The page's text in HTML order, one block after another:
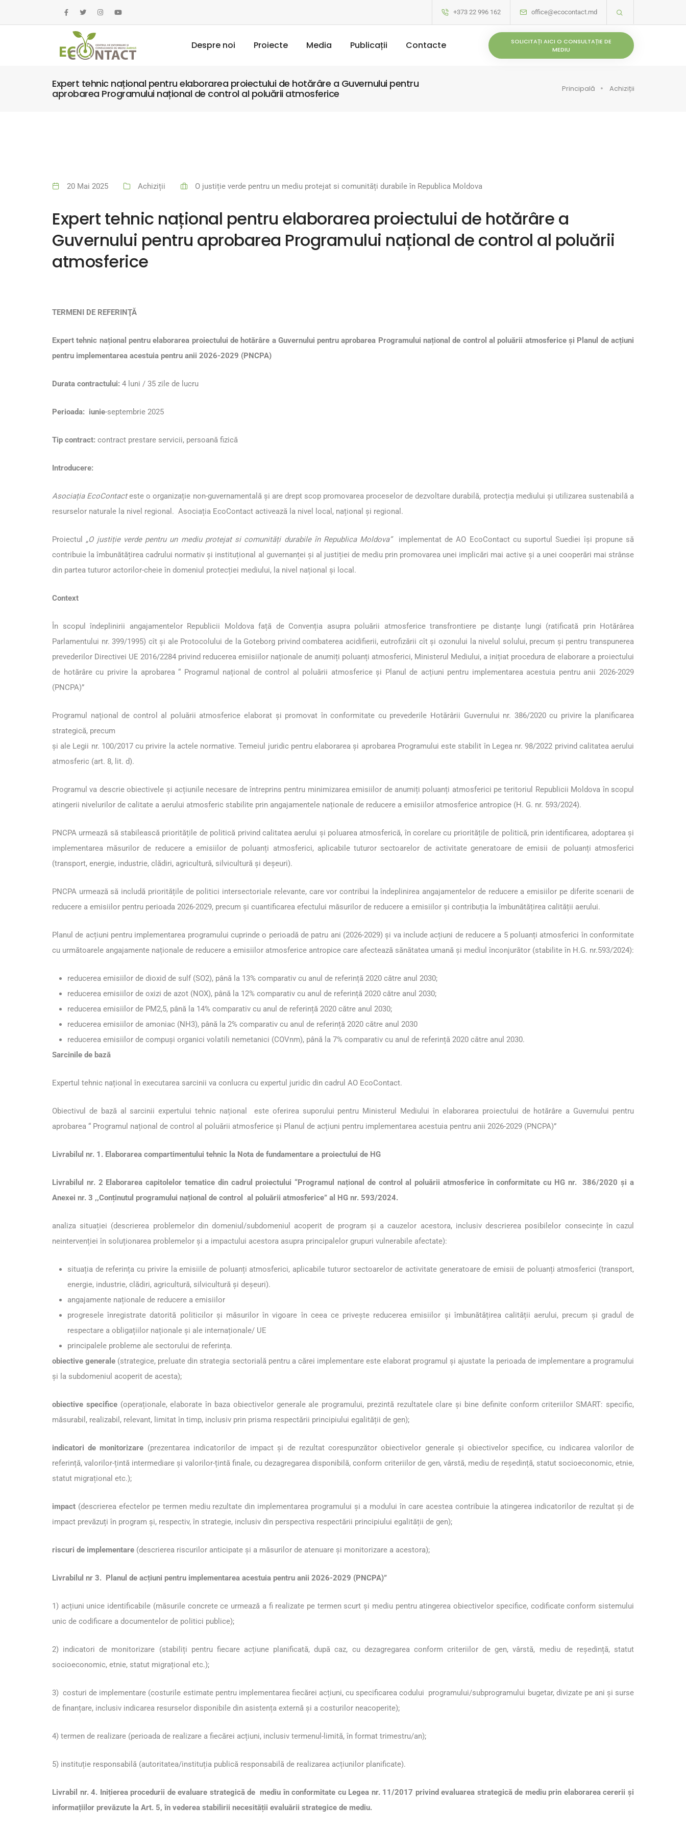
+373 22 996 162 office@ecocontact.md
Despre noi Proiecte Media Publicații Contacte
SOLICITAȚI AICI O CONSULTAȚIE DE
MEDIU
Expert tehnic național pentru elaborarea proiectului de hotărâre a Guvernului pentru
aprobarea Programului național de control al poluării atmosferice
Principală Achiziții
20 Mai 2025 Achiziții O justiție verde pentru un mediu protejat si comunități durabile în Republica Moldova
Expert tehnic național pentru elaborarea proiectului de hotărâre a
Guvernului pentru aprobarea Programului național de control al poluării
atmosferice
TERMENI DE REFERINŢĂ
Expert tehnic național pentru elaborarea proiectului de hotărâre a Guvernului pentru aprobarea Programului național de control al poluării atmosferice și Planul de acțiuni
pentru implementarea acestuia pentru anii 2026-2029 (PNCPA)
Durata contractului: 4 luni / 35 zile de lucru
Perioada: iunie-septembrie 2025
Tip contract: contract prestare servicii, persoană fizică
Introducere:
Asociația EcoContacteste o organizație non-guvernamentală și are drept scop promovarea proceselor de dezvoltare durabilă, protecția mediului și utilizarea sustenabilă a
resurselor naturale la nivel regional. Asociația EcoContact activează la nivel local, național și regional.
Proiectul „O justiție verde pentru un mediu protejat si comunități durabile în Republica Moldova”
implementat de AO EcoContact cu suportul Suediei își propune să
contribuie la îmbunătățirea cadrului normativ și instituțional al guvernanței și al justiției de mediu prin promovarea unei implicări mai active și a unei cooperări mai strânse
din partea tuturor actorilor-cheie în domeniul protecției mediului, la nivel național și local.
Context
În scopul îndeplinirii angajamentelor Republicii Moldova față de Convenția asupra poluării atmosferice transfrontiere pe distanțe lungi (ratificată prin Hotărârea
Parlamentului nr. 399/1995) cît și ale Protocolului de la Goteborg privind combaterea acidifierii, eutrofizării cît și ozonului la nivelul solului, precum și pentru transpunerea
prevederilor Directivei UE 2016/2284 privind reducerea emisiilor naționale de anumiți poluanți atmosferici, Ministerul Mediului, a inițiat procedura de elaborare a proiectului
de hotărâre cu privire la aprobarea “ Programul național de control al poluării atmosferice și Planul de acțiuni pentru implementarea acestuia pentru anii 2026-2029
(PNCPA)”
Programul național de control al poluării atmosferice elaborat și promovat în conformitate cu prevederile Hotărârii Guvernului nr. 386/2020 cu privire la planificarea
strategică, precum
și ale Legii nr. 100/2017 cu privire la actele normative. Temeiul juridic pentru elaborarea și aprobarea Programului este stabilit în Legea nr. 98/2022 privind calitatea aerului
atmosferic (art. 8, lit. d).
Programul va descrie obiectivele și acțiunile necesare de întreprins pentru minimizarea emisiilor de anumiți poluanți atmosferici pe teritoriul Republicii Moldova în scopul
atingerii nivelurilor de calitate a aerului atmosferic stabilite prin angajamentele naționale de reducere a emisiilor atmosferice antropice (H. G. nr. 593/2024).
PNCPA urmează să stabilească prioritățile de politică privind calitatea aerului și poluarea atmosferică, în corelare cu prioritățile de politică, prin identificarea, adoptarea și
implementarea măsurilor de reducere a emisiilor de poluanți atmosferici, aplicabile tuturor sectoarelor de activitate generatoare de emisii de poluanți atmosferici
(transport, energie, industrie, clădiri, agricultură, silvicultură și deșeuri).
PNCPA urmează să includă prioritățile de politici intersectoriale relevante, care vor contribui la îndeplinirea angajamentelor de reducere a emisiilor pe diferite scenarii de
reducere a emisiilor pentru perioada 2026-2029, precum și cuantificarea efectului măsurilor de reducere a emisiilor și contribuția la îmbunătățirea calității aerului.
Planul de acțiuni pentru implementarea programului cuprinde o perioadă de patru ani (2026-2029) și va include acțiuni de reducere a 5 poluanți atmosferici în conformitate
cu următoarele angajamente naționale de reducere a emisiilor atmosferice antropice care afectează sănătatea umană și mediul înconjurător (stabilite în H.G. nr.593/2024):
reducerea emisiilor de dioxid de sulf (SO2), până la 13% comparativ cu anul de referință 2020 către anul 2030;
reducerea emisiilor de oxizi de azot (NOX), până la 12% comparativ cu anul de referință 2020 către anul 2030;
reducerea emisiilor de PM2,5, până la 14% comparativ cu anul de referință 2020 către anul 2030;
reducerea emisiilor de amoniac (NH3), până la 2% comparativ cu anul de referință 2020 către anul 2030
reducerea emisiilor de compuși organici volatili nemetanici (COVnm), până la 7% comparativ cu anul de referință 2020 către anul 2030.
Sarcinile de bază
Expertul tehnic național în executarea sarcinii va conlucra cu expertul juridic din cadrul AO EcoContact.
Obiectivul de bază al sarcinii expertului tehnic național este oferirea suporului pentru Ministerul Mediului în elaborarea proiectului de hotărâre a Guvernului pentru
aprobarea “ Programul național de control al poluării atmosferice și Planul de acțiuni pentru implementarea acestuia pentru anii 2026-2029 (PNCPA)”
Livrabilul nr. 1. Elaborarea compartimentului tehnic la Nota de fundamentare a proiectului de HG
Livrabilul nr. 2 Elaborarea capitolelor tematice din cadrul proiectului “Programul național de control al poluării atmosferice în conformitate cu HG nr. 386/2020 și a
Anexei nr. 3 ,,Conținutul programului național de control al poluării atmosferice” al HG nr. 593/2024.
analiza situației (descrierea problemelor din domeniul/subdomeniul acoperit de program și a cauzelor acestora, inclusiv descrierea posibilelor consecințe în cazul
neintervenției în soluționarea problemelor și a impactului acestora asupra principalelor grupuri vulnerabile afectate):
situația de referința cu privire la emisiile de poluanți atmosferici, aplicabile tuturor sectoarelor de activitate generatoare de emisii de poluanți atmosferici (transport,
energie, industrie, clădiri, agricultură, silvicultură și deșeuri).
angajamente naționale de reducere a emisiilor
progresele înregistrate datorită politicilor și măsurilor în vigoare în ceea ce privește reducerea emisiilor și îmbunătățirea calității aerului, precum și gradul de
respectare a obligațiilor naționale și ale internaționale/ UE
principalele probleme ale sectorului de referința.
obiective generale (strategice, preluate din strategia sectorială pentru a cărei implementare este elaborat programul și ajustate la perioada de implementare a programului
și la subdomeniul acoperit de acesta);
obiective specifice(operaționale, elaborate în baza obiectivelor generale ale programului, prezintă rezultatele clare și bine definite conform criteriilor SMART: specific,
măsurabil, realizabil, relevant, limitat în timp, inclusiv prin prisma respectării principiului egalității de gen);
indicatori de monitorizare (prezentarea indicatorilor de impact și de rezultat corespunzător obiectivelor generale și obiectivelor specifice, cu indicarea valorilor de
referință, valorilor-țintă intermediare și valorilor-țintă finale, cu dezagregarea disponibilă, conform criteriilor de gen, vârstă, mediu de reședință, statut socioeconomic, etnie,
statut migrațional etc.);
impact (descrierea efectelor pe termen mediu rezultate din implementarea programului și a modului în care acestea contribuie la atingerea indicatorilor de rezultat și de
impact prevăzuți în program și, respectiv, în strategie, inclusiv din perspectiva respectării principiului egalității de gen);
riscuri de implementare (descrierea riscurilor anticipate și a măsurilor de atenuare și monitorizare a acestora);
Livrabilul nr 3. Planul de acțiuni pentru implementarea acestuia pentru anii 2026-2029 (PNCPA)”
1) acțiuni unice identificabile (măsurile concrete ce urmează a fi realizate pe termen scurt și mediu pentru atingerea obiectivelor specifice, codificate conform sistemului
unic de codificare a documentelor de politici publice);
2) indicatori de monitorizare (stabiliți pentru fiecare acțiune planificată, după caz, cu dezagregarea conform criteriilor de gen, vârstă, mediu de reședință, statut
socioeconomic, etnie, statut migrațional etc.);
3) costuri de implementare (costurile estimate pentru implementarea fiecărei acțiuni, cu specificarea codului programului/subprogramului bugetar, divizate pe ani și surse
de finanțare, inclusiv indicarea resurselor disponibile din asistența externă și a costurilor neacoperite);
4) termen de realizare (perioada de realizare a fiecărei acțiuni, inclusiv termenul-limită, în format trimestru/an);
5) instituție responsabilă (autoritatea/instituția publică responsabilă de realizarea acțiunilor planificate).
Livrabil nr. 4. Inițierea procedurii de evaluare strategică de mediu în conformitate cu Legea nr. 11/2017 privind evaluarea strategică de mediu prin elaborarea cererii și
informațiilor prevăzute la Art. 5, în vederea stabilirii necesității evaluării strategice de mediu.